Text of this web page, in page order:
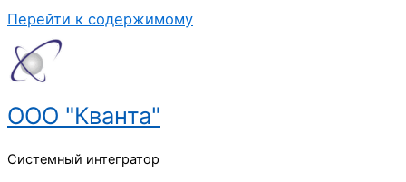
Перейти к содержимому
ООО "Кванта"
Системный интегратор